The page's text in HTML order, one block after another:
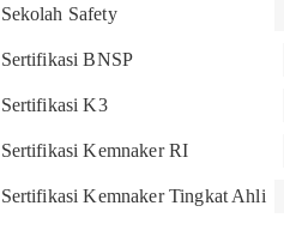
Sekolah Safety
Sertifikasi BNSP
Sertifikasi K3
Sertifikasi Kemnaker RI
Sertifikasi Kemnaker Tingkat Ahli